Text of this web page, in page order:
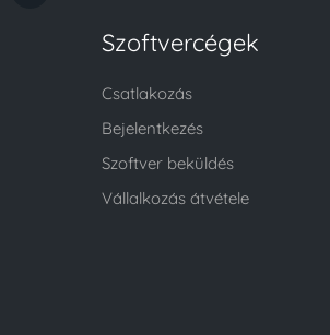
Szoftvercégek
Csatlakozás
Bejelentkezés
Szoftver beküldés
Vállalkozás átvétele